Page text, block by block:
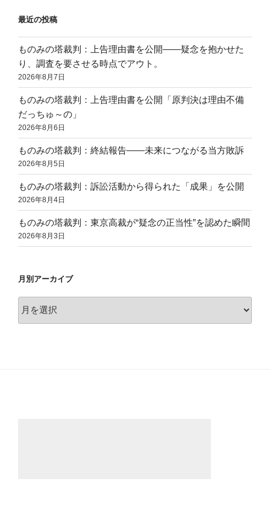
最近の投稿
ものみの塔裁判：上告理由書を公開——疑念を抱かせた
り、調査を要させる時点でアウト。
2026年8月7日
ものみの塔裁判：上告理由書を公開「原判決は理由不備
だっちゅ～の」
2026年8月6日
ものみの塔裁判：終結報告——未来につながる当方敗訴
2026年8月5日
ものみの塔裁判：訴訟活動から得られた「成果」を公開
2026年8月4日
ものみの塔裁判：東京高裁が“疑念の正当性”を認めた瞬間
2026年8月3日
月別アーカイブ
別